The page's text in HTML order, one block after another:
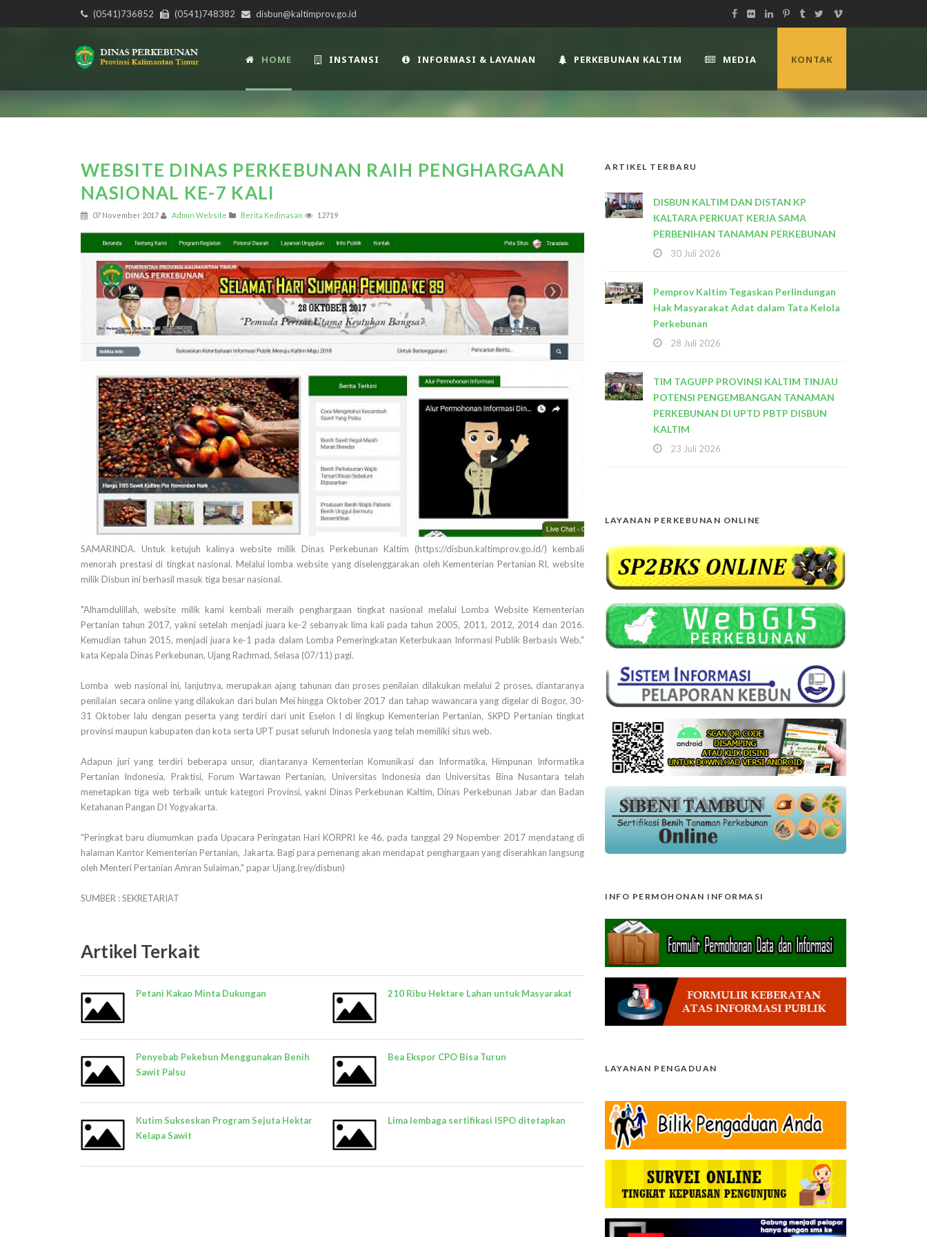
(0541)736852 (0541)748382 disbun@kaltimprov.go.id
HOME INSTANSI INFORMASI & LAYANAN PERKEBUNAN KALTIM MEDIA KONTAK
WEBSITE DINAS PERKEBUNAN RAIH PENGHARGAAN
NASIONAL KE-7 KALI
07 November 2017 Admin Website Berita Kedinasan 12719
SAMARINDA. Untuk ketujuh kalinya website milik Dinas Perkebunan Kaltim (https://disbun.kaltimprov.go.id/) kembali
menorah prestasi di tingkat nasional. Melalui lomba website yang diselenggarakan oleh Kementerian Pertanian RI, website
milik Disbun ini berhasil masuk tiga besar nasional.
"Alhamdulillah, website milik kami kembali meraih penghargaan tingkat nasional melalui Lomba Website Kementerian
Pertanian tahun 2017, yakni setelah menjadi juara ke-2 sebanyak lima kali pada tahun 2005, 2011, 2012, 2014 dan 2016.
Kemudian tahun 2015, menjadi juara ke-1 pada dalam Lomba Pemeringkatan Keterbukaan Informasi Publik Berbasis Web,"
kata Kepala Dinas Perkebunan, Ujang Rachmad, Selasa (07/11) pagi.
Lomba web nasional ini, lanjutnya, merupakan ajang tahunan dan proses penilaian dilakukan melalui 2 proses, diantaranya
penilaian secara online yang dilakukan dari bulan Mei hingga Oktober 2017 dan tahap wawancara yang digelar di Bogor, 30-
31 Oktober lalu dengan peserta yang terdiri dari unit Eselon I di lingkup Kementerian Pertanian, SKPD Pertanian tingkat
provinsi maupun kabupaten dan kota serta UPT pusat seluruh Indonesia yang telah memiliki situs web.
Adapun juri yang terdiri beberapa unsur, diantaranya Kementerian Komunikasi dan Informatika, Himpunan Informatika
Pertanian Indonesia, Praktisi, Forum Wartawan Pertanian, Universitas Indonesia dan Universitas Bina Nusantara telah
menetapkan tiga web terbaik untuk kategori Provinsi, yakni Dinas Perkebunan Kaltim, Dinas Perkebunan Jabar dan Badan
Ketahanan Pangan DI Yogyakarta.
"Peringkat baru diumumkan pada Upacara Peringatan Hari KORPRI ke 46, pada tanggal 29 Nopember 2017 mendatang di
halaman Kantor Kementerian Pertanian, Jakarta. Bagi para pemenang akan mendapat penghargaan yang diserahkan langsung
oleh Menteri Pertanian Amran Sulaiman," papar Ujang.(rey/disbun)
SUMBER : SEKRETARIAT
Artikel Terkait
Petani Kakao Minta Dukungan
Penyebab Pekebun Menggunakan Benih
Sawit Palsu
Kutim Sukseskan Program Sejuta Hektar
Kelapa Sawit
210 Ribu Hektare Lahan untuk Masyarakat
Bea Ekspor CPO Bisa Turun
Lima lembaga sertifikasi ISPO ditetapkan
ARTIKEL TERBARU
DISBUN KALTIM DAN DISTAN KP
KALTARA PERKUAT KERJA SAMA
PERBENIHAN TANAMAN PERKEBUNAN
30 Juli 2026
Pemprov Kaltim Tegaskan Perlindungan
Hak Masyarakat Adat dalam Tata Kelola
Perkebunan
28 Juli 2026
TIM TAGUPP PROVINSI KALTIM TINJAU
POTENSI PENGEMBANGAN TANAMAN
PERKEBUNAN DI UPTD PBTP DISBUN
KALTIM
23 Juli 2026
LAYANAN PERKEBUNAN ONLINE
INFO PERMOHONAN INFORMASI
LAYANAN PENGADUAN